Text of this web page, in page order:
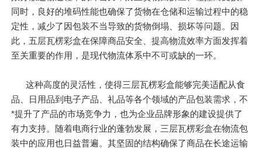
同时，良好的堆码性能也确保了货物在仓储和运输过程中的稳
定性，减少了因包装不当导致的货物倒塌、损坏等问题。因
此，五层瓦楞彩盒在保障商品安全、提高物流效率方面发挥着
至关重要的作用，是现代物流体系中不可或缺的一环。
这种高度的灵活性，使得三层瓦楞彩盒能够完美适配从食
品、日用品到电子产品、礼品等各个领域的产品包装需求，不
*提升了产品的市场竞争力，也为企业品牌形象的建设提供了
有力支持。随着电商行业的蓬勃发展，三层瓦楞彩盒在物流包
装中的应用也日益普遍。其坚固的结构确保了商品在长途运输